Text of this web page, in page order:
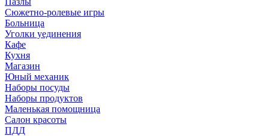
Сюжетно-ролевые игры
Больница
Уголки уединения
Кафе
Кухня
Магазин
Юный механик
Наборы посуды
Наборы продуктов
Маленькая помощница
Салон красоты
ПДД